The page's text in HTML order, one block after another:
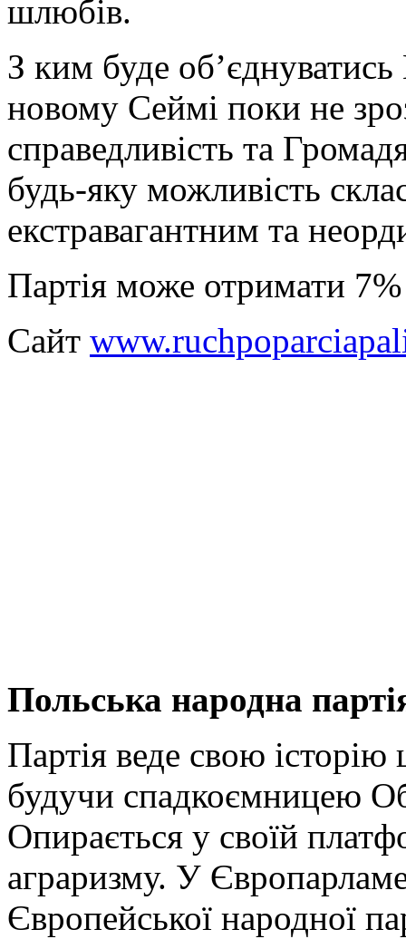
шлюбів.
З ким буде
новому Сеймі поки не
справедливість та
будь-яку можливість
екстравагантним та
Партія може отримати 7%
Сайт
Польська народна
Партія веде свою
будучи спадкоємницею
Опирається у своїй
аграризму. У
Європейської народної